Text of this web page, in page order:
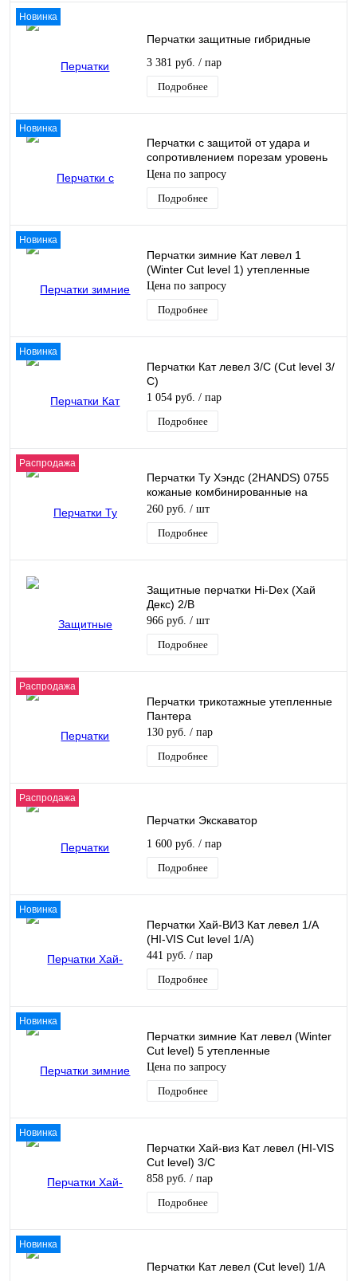
Новинка
Перчатки защитные гибридные
3 381 руб. / пар
Подробнее
Новинка
Перчатки с защитой от удара и
сопротивлением порезам уровень
3
Цена по запросу
Подробнее
Новинка
Перчатки зимние Кат левел 1
(Winter Cut level 1) утепленные
Цена по запросу
Подробнее
Новинка
Перчатки Кат левел 3/С (Cut level 3/
С)
1 054 руб. / пар
Подробнее
Распродажа
Перчатки Ту Хэндс (2HANDS) 0755
кожаные комбинированные на
велкро
260 руб. / шт
Подробнее
Защитные перчатки Hi-Dex (Хай
Декс) 2/B
966 руб. / шт
Подробнее
Распродажа
Перчатки трикотажные утепленные
Пантера
130 руб. / пар
Подробнее
Распродажа
Перчатки Экскаватор
1 600 руб. / пар
Подробнее
Новинка
Перчатки Хай-ВИЗ Кат левел 1/А
(HI-VIS Cut level 1/А)
441 руб. / пар
Подробнее
Новинка
Перчатки зимние Кат левел (Winter
Cut level) 5 утепленные
Цена по запросу
Подробнее
Новинка
Перчатки Хай-виз Кат левел (HI-VIS
Cut level) 3/С
858 руб. / пар
Подробнее
Новинка
Перчатки Кат левел (Cut level) 1/А